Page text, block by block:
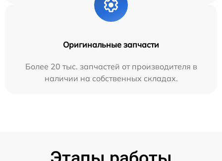
Оригинальные запчасти
Более 20 тыс. запчастей от производителя в
наличии на собственных складах.